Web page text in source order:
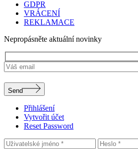
GDPR
VRÁCENÍ
REKLAMACE
Nepropásněte aktuální novinky
Send
Přihlášení
Vytvořit účet
Reset Password